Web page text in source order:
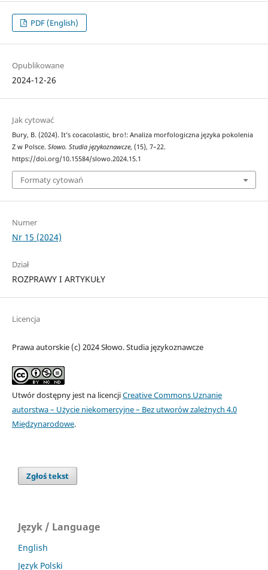
PDF (English)
Opublikowane
2024-12-26
Jak cytować
Bury, B. (2024). It’s cocacolastic, bro!: Analiza morfologiczna języka pokolenia
Z w Polsce. Słowo. Studia językoznawcze, (15), 7–22.
https://doi.org/10.15584/slowo.2024.15.1
Formaty cytowań
Numer
Nr 15 (2024)
Dział
ROZPRAWY I ARTYKUŁY
Licencja
Prawa autorskie (c) 2024 Słowo. Studia językoznawcze
Utwór dostępny jest na licencjiCreative Commons Uznanie
autorstwa – Użycie niekomercyjne – Bez utworów zależnych 4.0
Międzynarodowe.
Zgłoś tekst
Język / Language
English
Język Polski